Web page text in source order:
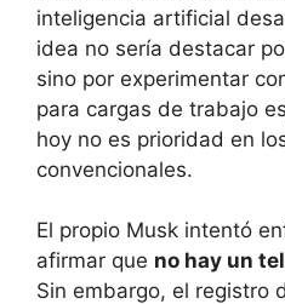
inteligencia artificial
idea no sería destacar
sino por experimentar
para cargas de trabajo
hoy no es prioridad en
convencionales.
El propio Musk intentó
afirmar que no hay un
Sin embargo, el registro